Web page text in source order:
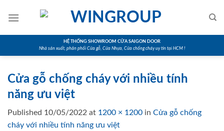
HỆ THỐNG SHOWROOM CỬA SAIGON DOOR
Nhà sản xuất, phân phối Cửa gỗ, Cửa Nhựa, Cửa chống cháy uy tín tại HCM !
Cửa gỗ chống cháy với nhiều tính
năng ưu việt
Published 10/05/2022 at 1200 × 1200 in Cửa gỗ chống
cháy với nhiều tính năng ưu việt